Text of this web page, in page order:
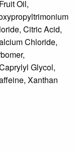
Oil,
Citric Acid,
Chloride,
Glycol,
Xanthan